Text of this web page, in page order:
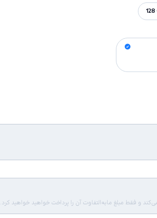
128
و فقط مبلغ مابه‌التفاوت آن را پرداخت خواهید خواهید کرد.